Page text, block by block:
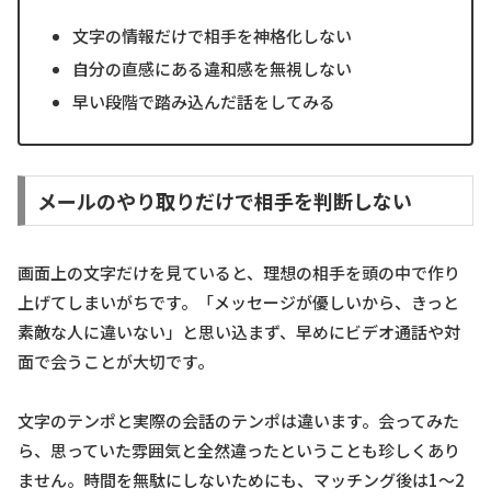
文字の情報だけで相手を神格化しない
自分の直感にある違和感を無視しない
早い段階で踏み込んだ話をしてみる
メールのやり取りだけで相手を判断しない
画面上の文字だけを見ていると、理想の相手を頭の中で作り
上げてしまいがちです。「メッセージが優しいから、きっと
素敵な人に違いない」と思い込まず、早めにビデオ通話や対
面で会うことが大切です。
文字のテンポと実際の会話のテンポは違います。会ってみた
ら、思っていた雰囲気と全然違ったということも珍しくあり
ません。時間を無駄にしないためにも、マッチング後は1〜2